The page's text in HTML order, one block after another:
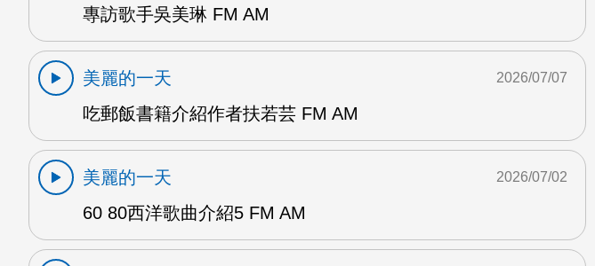
專訪歌手吳美琳 FM AM
美麗的一天
吃郵飯書籍介紹作者扶若芸 FM AM
2026/07/07
美麗的一天
60 80西洋歌曲介紹5 FM AM
2026/07/02